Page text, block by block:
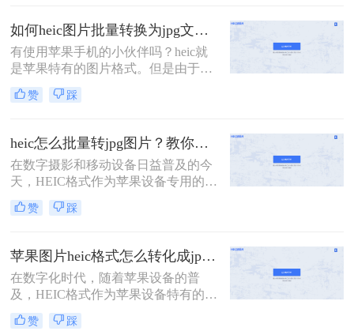
接支持。因此，本文将详细介绍heic
格式的照片怎么转换成jpg，以满足不
同场景下的需求。
如何heic图片批量转换为jpg文件？这三种方法快速转换格式！
有使用苹果手机的小伙伴吗？heic就
是苹果特有的图片格式。但是由于目
前这种格式还不够普及，所以可能将
这些图片上传到某平台的时候，或是
上传失败、无法打开等现象；这时候
最好的方法，就是将heic转为常见的
图片格式，使其能够正常查阅、上
传。是不是还有许多小伙伴不知道如
何heic图片批量转换为jpg文件？很简
单，下面介绍二种简单实用方法，就
要
赞 踩
heic怎么批量转jpg图片？教你三种简单的图片格式转换方法！
在数字摄影和移动设备日益普及的今
天，HEIC格式作为苹果设备专用的图
片格式，凭借其高效的压缩和优秀的
图像质量，受到了广大用户的喜爱。
设备或软件无法直接打开和编辑HEIC
图片。因此，heic怎么批量转jpg图片
成为了一个常见的需求。本文将为您
介绍几种简单高效的方法，帮助您轻
松实现HEIC到JPG的批量转换。
赞 踩
苹果图片heic格式怎么转化成jpg？这三种方法任你选择！
在数字化时代，随着苹果设备的普
及，HEIC格式作为苹果设备特有的图
片格式，逐渐成为了用户日常拍照和
保存图片的主要方式。然而，由于
赞 踩